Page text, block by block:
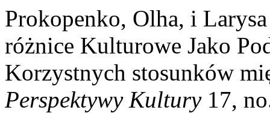
Prokopenko, Olha, i
różnice Kulturowe Jako
Korzystnych stosunków
Perspektywy Kultury17,